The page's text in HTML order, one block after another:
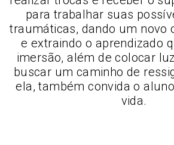
para trabalhar suas
traumáticas, dando um novo
e extraindo o aprendizado
imersão, além de colocar
buscar um caminho de
ela, também convida o
vida.